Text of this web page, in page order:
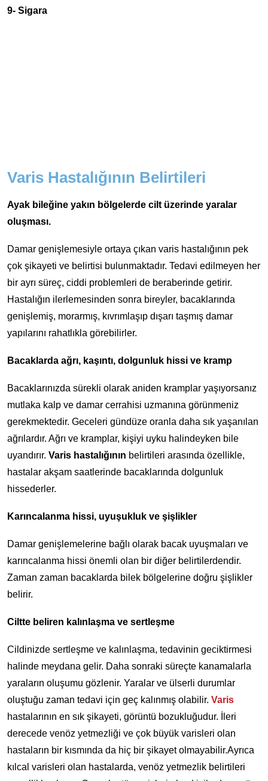
9- Sigara
Varis Hastalığının Belirtileri
Ayak bileğine yakın bölgelerde cilt üzerinde yaralar
oluşması.
Damar genişlemesiyle ortaya çıkan varis hastalığının pek
çok şikayeti ve belirtisi bulunmaktadır. Tedavi edilmeyen her
bir ayrı süreç, ciddi problemleri de beraberinde getirir.
Hastalığın ilerlemesinden sonra bireyler, bacaklarında
genişlemiş, morarmış, kıvrımlaşıp dışarı taşmış damar
yapılarını rahatlıkla görebilirler.
Bacaklarda ağrı, kaşıntı, dolgunluk hissi ve kramp
Bacaklarınızda sürekli olarak aniden kramplar yaşıyorsanız
mutlaka kalp ve damar cerrahisi uzmanına görünmeniz
gerekmektedir. Geceleri gündüze oranla daha sık yaşanılan
ağrılardır. Ağrı ve kramplar, kişiyi uyku halindeyken bile
uyandırır. Varis hastalığının belirtileri arasında özellikle,
hastalar akşam saatlerinde bacaklarında dolgunluk
hissederler.
Karıncalanma hissi, uyuşukluk ve şişlikler
Damar genişlemelerine bağlı olarak bacak uyuşmaları ve
karıncalanma hissi önemli olan bir diğer belirtilerdendir.
Zaman zaman bacaklarda bilek bölgelerine doğru şişlikler
belirir.
Ciltte beliren kalınlaşma ve sertleşme
Cildinizde sertleşme ve kalınlaşma, tedavinin geciktirmesi
halinde meydana gelir. Daha sonraki süreçte kanamalarla
yaraların oluşumu gözlenir. Yaralar ve ülserli durumlar
oluştuğu zaman tedavi için geç kalınmış olabilir. Varis
hastalarının en sık şikayeti, görüntü bozukluğudur. İleri
derecede venöz yetmezliği ve çok büyük varisleri olan
hastaların bir kısmında da hiç bir şikayet olmayabilir.Ayrıca
kılcal varisleri olan hastalarda, venöz yetmezlik belirtileri